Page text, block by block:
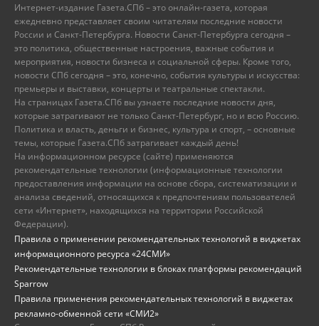
Интернет-издание Газета.СПб – это онлайн-газета, которая
ежедневно представляет своим читателям последние новости
России и Санкт-Петербурга. Новости Санкт-Петербурга сегодня –
это политика, общественные настроения, важные события и
мероприятия, новости бизнеса и социальной сферы. Кроме того,
новости СПб сегодня – это, конечно, события культуры и искусства:
премьеры и выставки, концерты и театральные спектакли.
На страницах Газета.СПб вы узнаете последние новости дня,
которые затрагивают не только Санкт-Петербург, но и всю Россию.
Политика и власть, деньги и бизнес, культура и спорт, – основные
темы, которые Газета.СПб затрагивает каждый день!
На информационном ресурсе (сайте) применяются
рекомендательные технологии (информационные технологии
предоставления информации на основе сбора, систематизации и
анализа сведений, относящихся к предпочтениям пользователей
сети «Интернет», находящихся на территории Российской
Федерации).
Правила о применении рекомендательных технологий в виджетах
информационного ресурса «24СМИ»
Рекомендательные технологии в блоках платформы рекомендаций
Sparrow
Правила применения рекомендательных технологий в виджетах
рекламно-обменной сети «СМИ2»